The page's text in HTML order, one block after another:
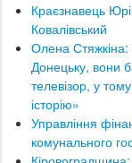
Краєзнавець
Ковалівський
Олена Стяжкіна:
Донецьку, вони
телевізор, у
історію»
Управління
комунального